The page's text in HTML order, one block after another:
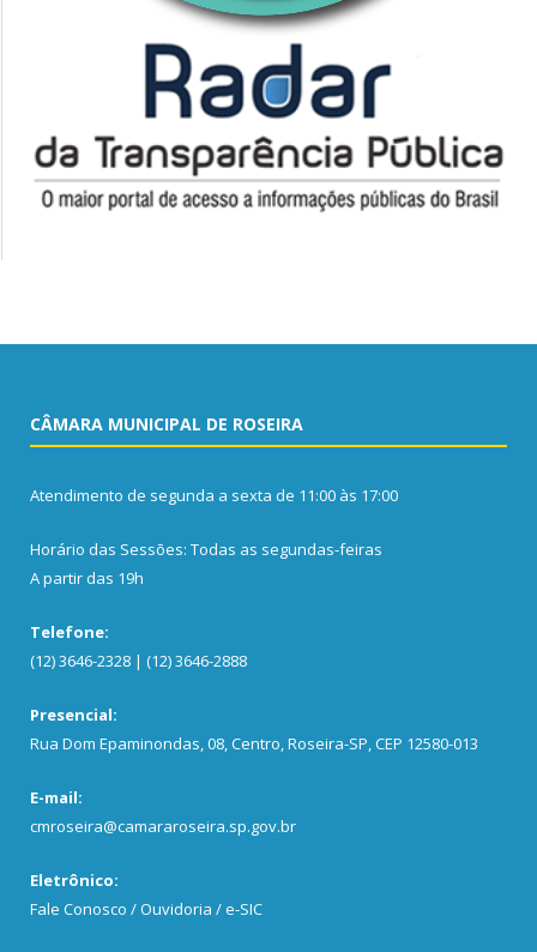
CÂMARA MUNICIPAL DE ROSEIRA
Atendimento de segunda a sexta de 11:00 às 17:00
Horário das Sessões: Todas as segundas-feiras
A partir das 19h
Telefone:
(12) 3646-2328 | (12) 3646-2888
Presencial:
Rua Dom Epaminondas, 08, Centro, Roseira-SP, CEP 12580-013
E-mail:
cmroseira@camararoseira.sp.gov.br
Eletrônico:
Fale Conosco / Ouvidoria / e-SIC